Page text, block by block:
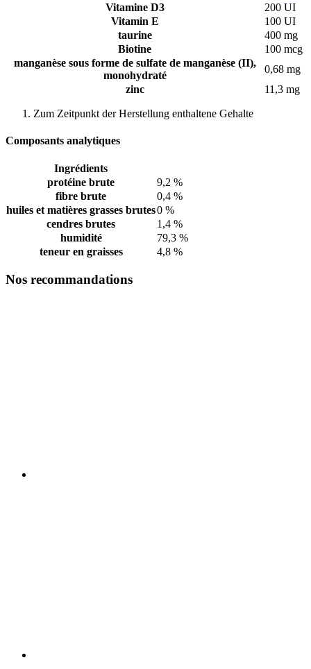
Vitamine D3
200 UI
Vitamin E
100 UI
taurine
400 mg
Biotine
100 mcg
manganèse sous forme de sulfate de manganèse (II),
monohydraté
0,68 mg
zinc
11,3 mg
Zum Zeitpunkt der Herstellung enthaltene Gehalte
Composants analytiques
Ingrédients
protéine brute
9,2 %
fibre brute
0,4 %
huiles et matières grasses brutes0 %
cendres brutes
1,4 %
humidité
79,3 %
teneur en graisses
4,8 %
Nos recommandations